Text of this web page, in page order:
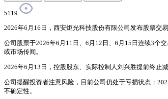
5119
2026年6月16日，西安炬光科技股份有限公司发布股票交易
公司股票于2026年6月11日、6月12日、6月15日连续3个
或市场传闻。
2026年6月13日，控股股东、实际控制人刘兴胜提前终止
公司提醒投资者注意风险，目前公司仍处于亏损状态；
不确定性。